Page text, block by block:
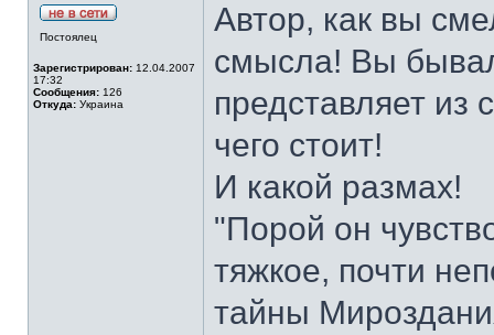
Постоялец
Зарегистрирован: 12.04.2007
17:32
Сообщения: 126
Откуда: Украина
Автор, как вы
смысла! Вы
представляет из
чего стоит!
И какой размах!
"Порой он
тяжкое, почти
тайны